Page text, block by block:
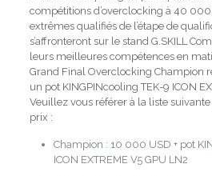
compétitions d’overclocking à 40
extrêmes qualifiés de l’étape de
s’affronteront sur le stand G.SKILL
leurs meilleures compétences en
Grand Final Overclocking Champion
un pot KINGPINcooling TEK-9 ICON
Veuillez vous référer à la liste
prix :
Champion : 10 000 USD + pot
ICON EXTREME V5 GPU LN2